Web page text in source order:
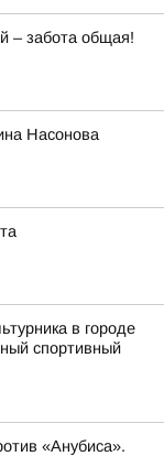
– забота общая!
Насонова
в городе
спортивный
«Анубиса».